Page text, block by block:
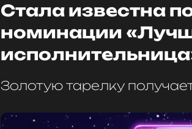
Стала известна
номинации
Золотую тарелку